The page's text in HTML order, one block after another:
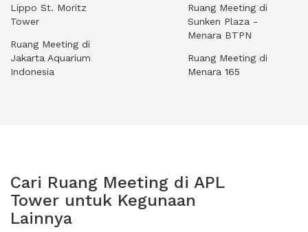
Lippo St. Moritz
Tower
Ruang Meeting di
Jakarta Aquarium
Indonesia
Ruang Meeting di
Sunken Plaza -
Menara BTPN
Ruang Meeting di
Menara 165
Cari Ruang Meeting di APL
Tower untuk Kegunaan
Lainnya